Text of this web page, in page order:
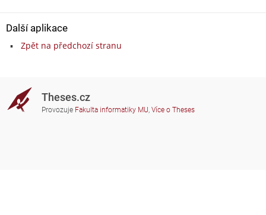
Další aplikace
Zpět na předchozí stranu
Theses.cz
Provozuje Fakulta informatiky MU, Více o Theses